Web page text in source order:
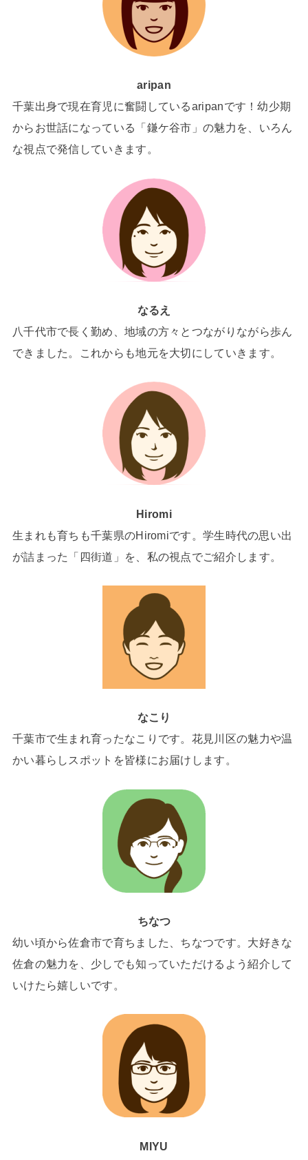
aripan
千葉出身で現在育児に奮闘しているaripanです！幼少期
からお世話になっている「鎌ケ谷市」の魅力を、いろん
な視点で発信していきます。
なるえ
八千代市で長く勤め、地域の方々とつながりながら歩ん
できました。これからも地元を大切にしていきます。
Hiromi
生まれも育ちも千葉県のHiromiです。学生時代の思い出
が詰まった「四街道」を、私の視点でご紹介します。
なこり
千葉市で生まれ育ったなこりです。花見川区の魅力や温
かい暮らしスポットを皆様にお届けします。
ちなつ
幼い頃から佐倉市で育ちました、ちなつです。大好きな
佐倉の魅力を、少しでも知っていただけるよう紹介して
いけたら嬉しいです。
MIYU